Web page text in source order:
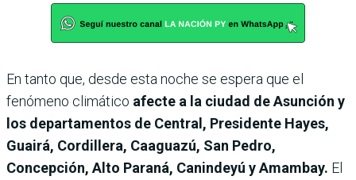
En tanto que, desde esta noche se espera que el
fenómeno climático afecte a la ciudad de Asunción y
los departamentos de Central, Presidente Hayes,
Guairá, Cordillera, Caaguazú, San Pedro,
Concepción, Alto Paraná, Canindeyú y Amambay. El